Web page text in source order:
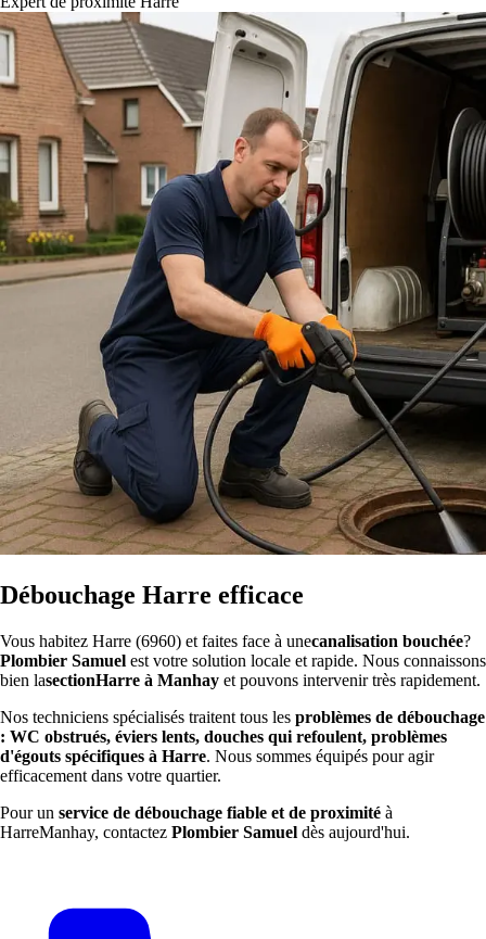
Débouchage Harre efficace
Vous habitez Harre (6960) et faites face à unecanalisation bouchée?
Plombier Samuel est votre solution locale et rapide. Nous connaissons
bien lasectionHarre à Manhay et pouvons intervenir très rapidement.
Nos techniciens spécialisés traitent tous les problèmes de débouchage
: WC obstrués, éviers lents, douches qui refoulent, problèmes
d'égouts spécifiques à Harre. Nous sommes équipés pour agir
efficacement dans votre quartier.
Pour un service de débouchage fiable et de proximité à
HarreManhay, contactez Plombier Samuel dès aujourd'hui.